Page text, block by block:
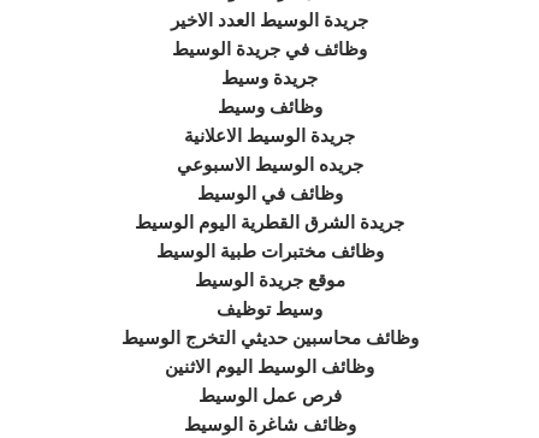
جريدة الوسيط العدد الاخير
وظائف في جريدة الوسيط
جريدة وسيط
وظائف وسيط
جريدة الوسيط الاعلانية
جريده الوسيط الاسبوعي
وظائف في الوسيط
جريدة الشرق القطرية اليوم الوسيط
وظائف مختبرات طبية الوسيط
موقع جريدة الوسيط
وسيط توظيف
وظائف محاسبين حديثي التخرج الوسيط
وظائف الوسيط اليوم الاثنين
فرص عمل الوسيط
وظائف شاغرة الوسيط